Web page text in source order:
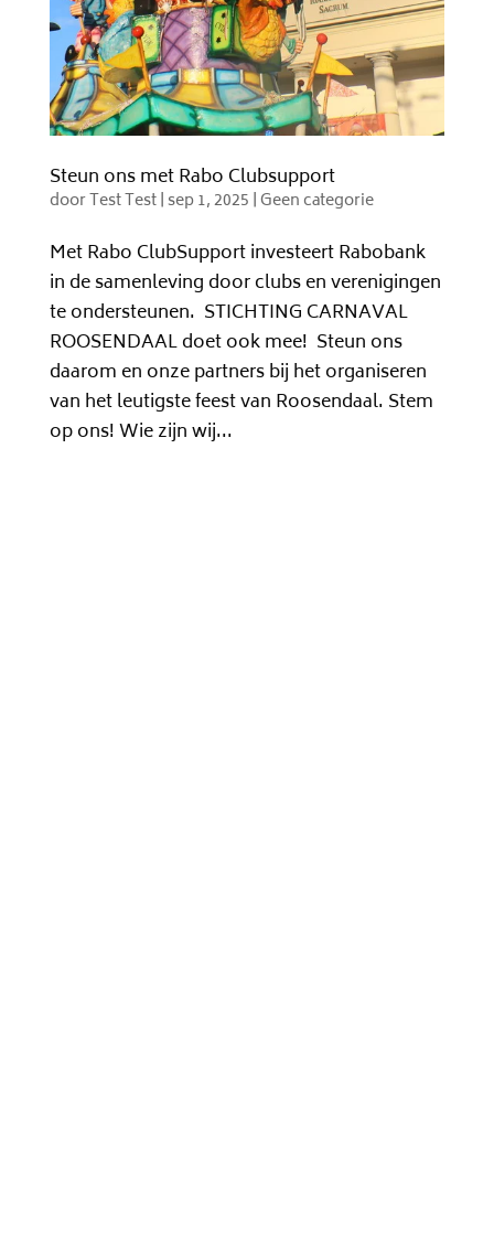
Steun ons met Rabo Clubsupport
doorTest Test|sep 1, 2025 |Geen categorie
Met Rabo ClubSupport investeert Rabobank
in de samenleving door clubs en verenigingen
te ondersteunen. STICHTING CARNAVAL
ROOSENDAAL doet ook mee! Steun ons
daarom en onze partners bij het organiseren
van het leutigste feest van Roosendaal. Stem
op ons! Wie zijn wij...